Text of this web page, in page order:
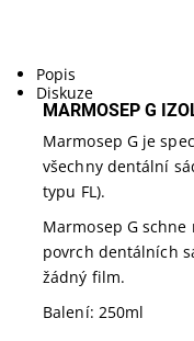
Popis
Diskuze
MARMOSEP G
Marmosep G je
všechny dentální
typu FL).
Marmosep G
povrch dentálních
žádný film.
Balení: 250ml